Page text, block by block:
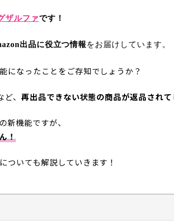
ザルファです！
出品に役立つ情報 をお届けしています。
になったことをご存知でしょうか？
、 再出品できない状態の商品が返品されて
新機能ですが、
！
ついても解説していきます！